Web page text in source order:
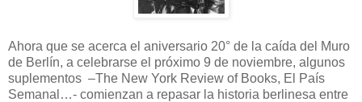
Ahora que se acerca el aniversario 20° de la caída del Muro
de Berlín, a celebrarse el próximo 9 de noviembre, algunos
suplementos –The New York Review of Books, El País
Semanal…- comienzan a repasar la historia berlinesa entre